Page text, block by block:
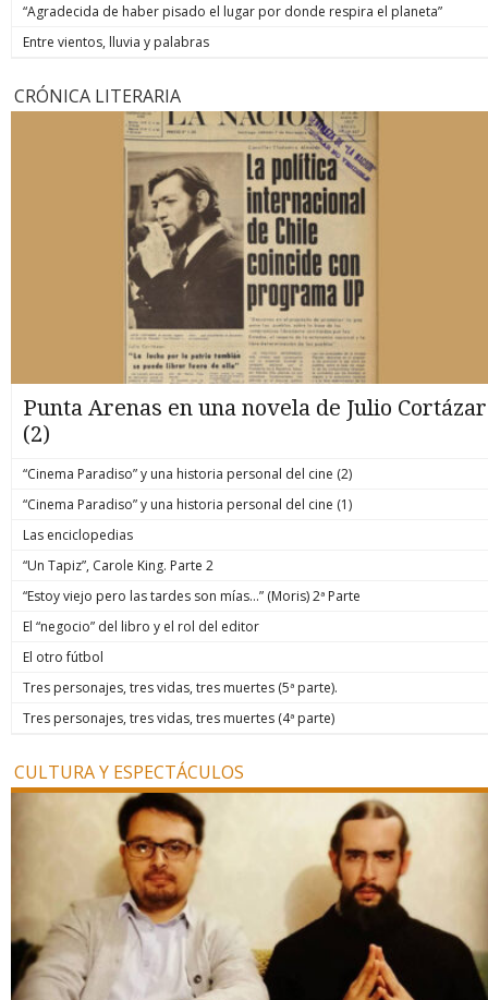
“Agradecida de haber pisado el lugar por donde respira el planeta”
Entre vientos, lluvia y palabras
CRÓNICA LITERARIA
Punta Arenas en una novela de Julio Cortázar
(2)
“Cinema Paradiso” y una historia personal del cine (2)
“Cinema Paradiso” y una historia personal del cine (1)
Las enciclopedias
“Un Tapiz”, Carole King. Parte 2
“Estoy viejo pero las tardes son mías…” (Moris) 2ª Parte
El “negocio” del libro y el rol del editor
El otro fútbol
Tres personajes, tres vidas, tres muertes (5ª parte).
Tres personajes, tres vidas, tres muertes (4ª parte)
CULTURA Y ESPECTÁCULOS